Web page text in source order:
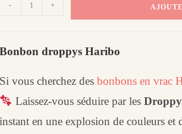
Haribo
- +
Bonbon droppys Haribo
Si vous cherchez des bonbons en vrac
Laissez-vous séduire par les
instant en une explosion de couleurs et